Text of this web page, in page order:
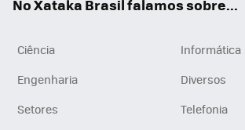
No Xataka Brasil falamos sobre...
Ciência
Informática
Engenharia
Diversos
Setores
Telefonia